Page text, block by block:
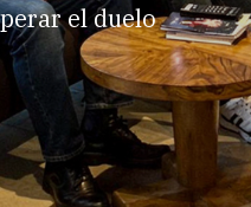
el duelo